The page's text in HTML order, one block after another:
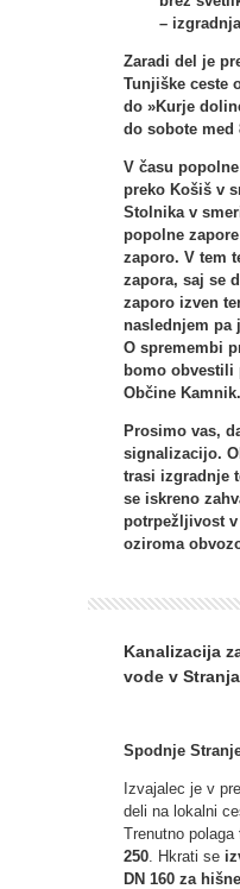
–
Zaradi del je
Tunjiške ceste
do »Kurje
do sobote med
V času
preko Košiš v
Stolnika v
popolne
zaporo. V tem
zapora, saj se
zaporo izven
naslednjem pa
O spremembi
bomo obvestili
Občine Kamnik.
Prosimo vas,
signalizacijo.
trasi izgradnje
se iskreno
potrpežljivost
oziroma
Kanalizacija
vode v
Spodnje
Izvajalec je v
deli na lokalni
Trenutno polaga
250 . Hkrati se
DN 160 za